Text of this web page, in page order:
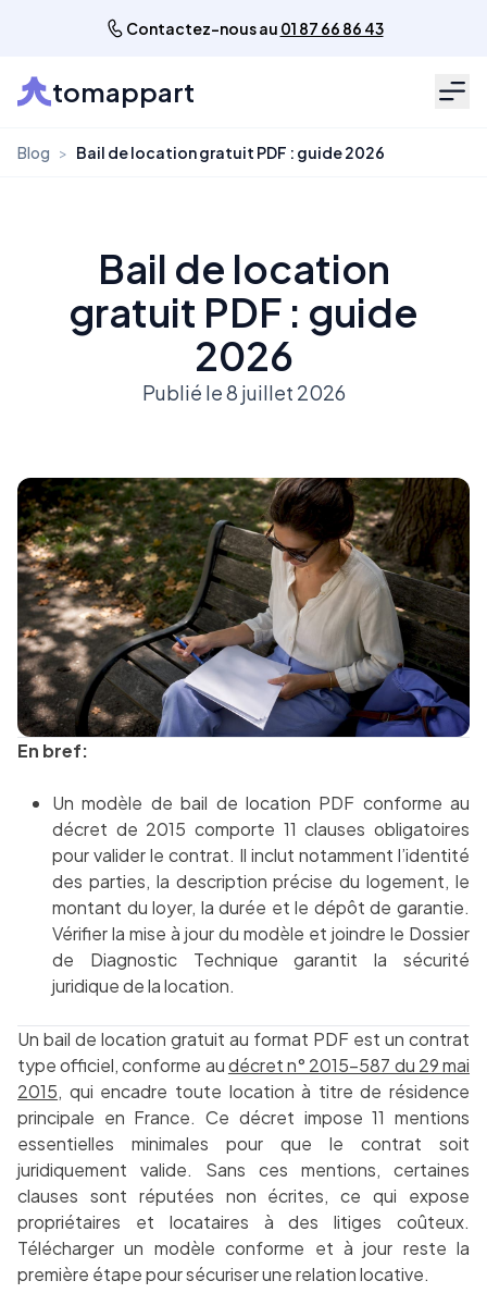
Contactez-nous au 01 87 66 86 43
tomappart
Blog > Bail de location gratuit PDF : guide 2026
Bail de location
gratuit PDF : guide
2026
Publié le 8 juillet 2026
En bref:
Un modèle de bail de location PDF conforme au
décret de 2015 comporte 11 clauses obligatoires
pour valider le contrat. Il inclut notamment l’identité
des parties, la description précise du logement, le
montant du loyer, la durée et le dépôt de garantie.
Vérifier la mise à jour du modèle et joindre le Dossier
de Diagnostic Technique garantit la sécurité
juridique de la location.
Un bail de location gratuit au format PDF est un contrat
type officiel, conforme audécret n° 2015-587 du 29 mai
2015, qui encadre toute location à titre de résidence
principale en France. Ce décret impose 11 mentions
essentielles minimales pour que le contrat soit
juridiquement valide. Sans ces mentions, certaines
clauses sont réputées non écrites, ce qui expose
propriétaires et locataires à des litiges coûteux.
Télécharger un modèle conforme et à jour reste la
première étape pour sécuriser une relation locative.